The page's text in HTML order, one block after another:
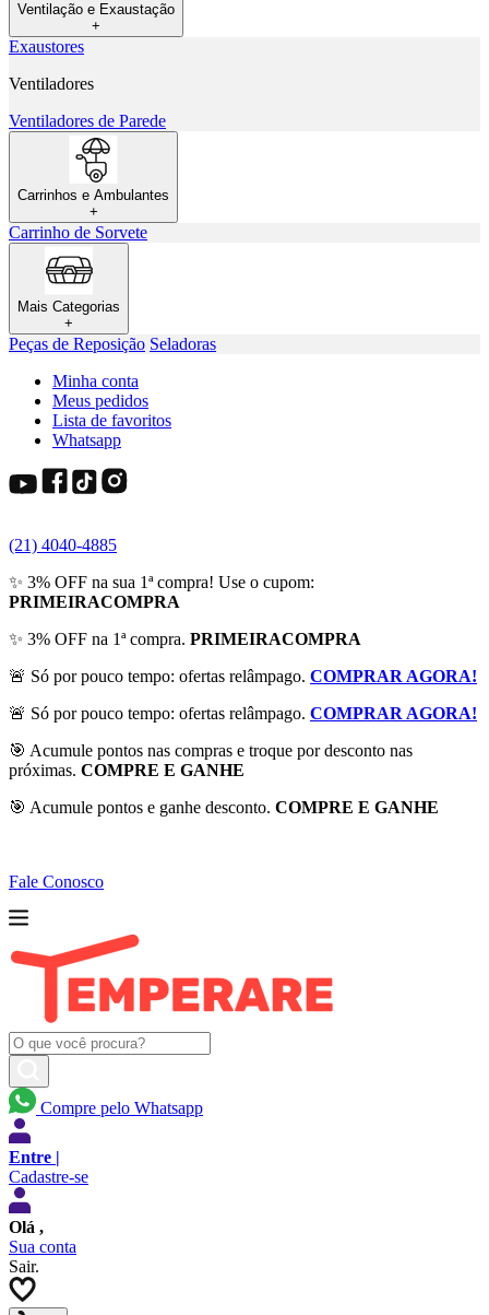
Ventilação e Exaustação
+
Exaustores
Ventiladores
Ventiladores de Parede
Carrinhos e Ambulantes
+
Carrinho de Sorvete
Mais Categorias
+
Peças de Reposição Seladoras
Minha conta
Meus pedidos
Lista de favoritos
Whatsapp
(21) 4040-4885
✨ 3% OFF na sua 1ª compra! Use o cupom:
PRIMEIRACOMPRA
✨ 3% OFF na 1ª compra. PRIMEIRACOMPRA
🚨 Só por pouco tempo: ofertas relâmpago. COMPRAR AGORA!
🚨 Só por pouco tempo: ofertas relâmpago. COMPRAR AGORA!
🎯 Acumule pontos nas compras e troque por desconto nas
próximas. COMPRE E GANHE
🎯 Acumule pontos e ganhe desconto. COMPRE E GANHE
Fale Conosco
Compre pelo Whatsapp
Entre |
Cadastre-se
Olá ,
Sua conta
Sair.